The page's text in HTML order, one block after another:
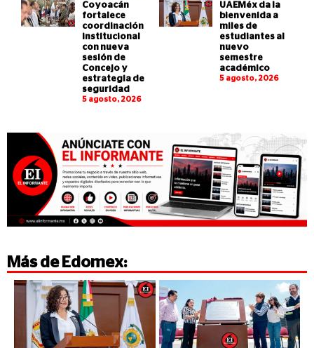
Coyoacán
fortalece
coordinación
institucional
con nueva
sesión de
Concejo y
estrategia de
seguridad
5 agosto, 2026
UAEMéx da la
bienvenida a
miles de
estudiantes al
nuevo
semestre
académico
5 agosto, 2026
Más de Edomex: